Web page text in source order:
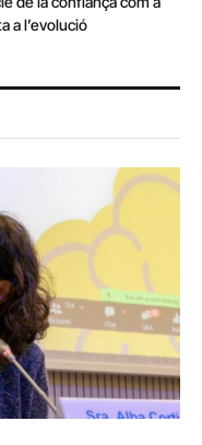
a l’evolució